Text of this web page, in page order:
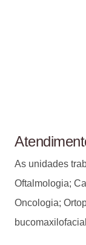
As unidades
Oftalmologia;
Oncologia;